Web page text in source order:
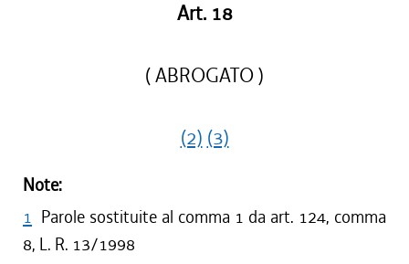
Art. 18
( ABROGATO )
(2) (3)
Note:
1 Parole sostituite al comma 1 da art. 124, comma
8, L. R. 13/1998